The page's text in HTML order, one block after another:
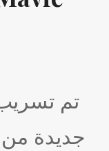
تم
جديدة